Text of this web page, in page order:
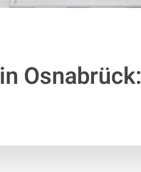
in Osnabrück: